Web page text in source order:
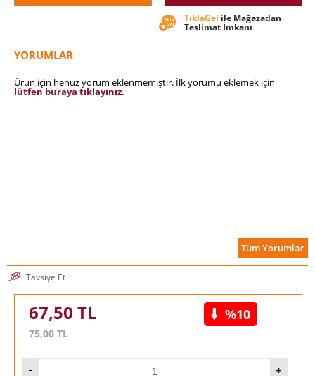
TıklaGel ile Mağazadan
Teslimat İmkanı
YORUMLAR
Ürün için henüz yorum eklenmemiştir. İlk yorumu eklemek için
lütfen buraya tıklayınız.
Tüm Yorumlar
Tavsiye Et
67,50 TL
75,00TL
%10